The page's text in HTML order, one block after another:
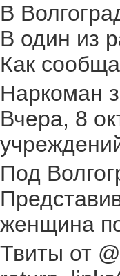
В
В один из
Как
Наркоман
Вчера, 8
Под
женщина
Твиты от